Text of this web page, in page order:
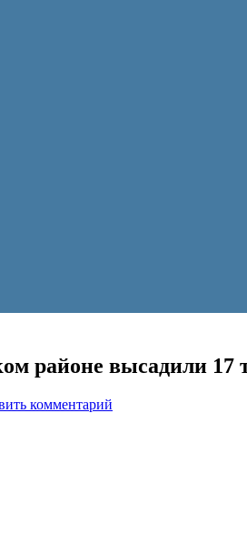
районе высадили 17
комментарий